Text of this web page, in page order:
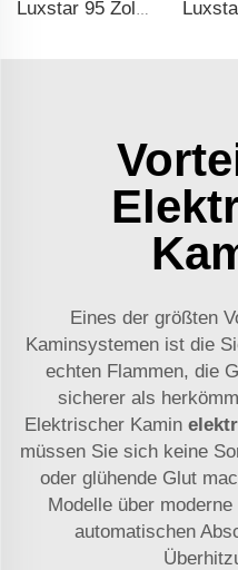
Luxstar 95 Zoll Intelligenter Kunstkamin mit Überhitzungsschutz, Elektrische Kaminsimulatoren mit Heizung
Eines der größten
Kaminsystemen ist die
echten Flammen, die
sicherer als
Elektrischer Kamin
müssen Sie sich keine
oder glühende Glut
Modelle über
automatischen